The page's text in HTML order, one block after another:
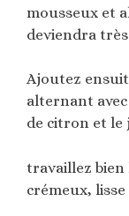
mousseux et
deviendra
Ajoutez
alternant avec
de citron et le
travaillez bien
crémeux,